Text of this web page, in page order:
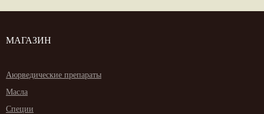
МАГАЗИН
Аюрведические препараты
Масла
Специи